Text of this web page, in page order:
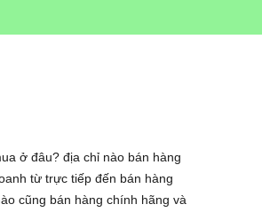
ở đâu? địa chỉ nào bán hàng
từ trực tiếp đến bán hàng
cũng bán hàng chính hãng và